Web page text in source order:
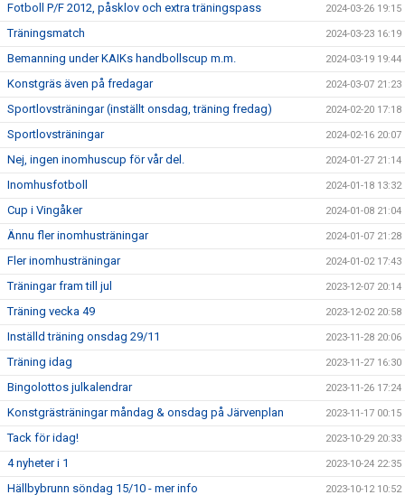
Fotboll P/F 2012, påsklov och extra träningspass 2024-03-26 19:15
Träningsmatch 2024-03-23 16:19
Bemanning under KAIKs handbollscup m.m. 2024-03-19 19:44
Konstgräs även på fredagar 2024-03-07 21:23
Sportlovsträningar (inställt onsdag, träning fredag) 2024-02-20 17:18
Sportlovsträningar 2024-02-16 20:07
Nej, ingen inomhuscup för vår del. 2024-01-27 21:14
Inomhusfotboll 2024-01-18 13:32
Cup i Vingåker 2024-01-08 21:04
Ännu fler inomhusträningar 2024-01-07 21:28
Fler inomhusträningar 2024-01-02 17:43
Träningar fram till jul 2023-12-07 20:14
Träning vecka 49 2023-12-02 20:58
Inställd träning onsdag 29/11 2023-11-28 20:06
Träning idag 2023-11-27 16:30
Bingolottos julkalendrar 2023-11-26 17:24
Konstgrästräningar måndag & onsdag på Järvenplan 2023-11-17 00:15
Tack för idag! 2023-10-29 20:33
4 nyheter i 1 2023-10-24 22:35
Hällbybrunn söndag 15/10 - mer info 2023-10-12 10:52